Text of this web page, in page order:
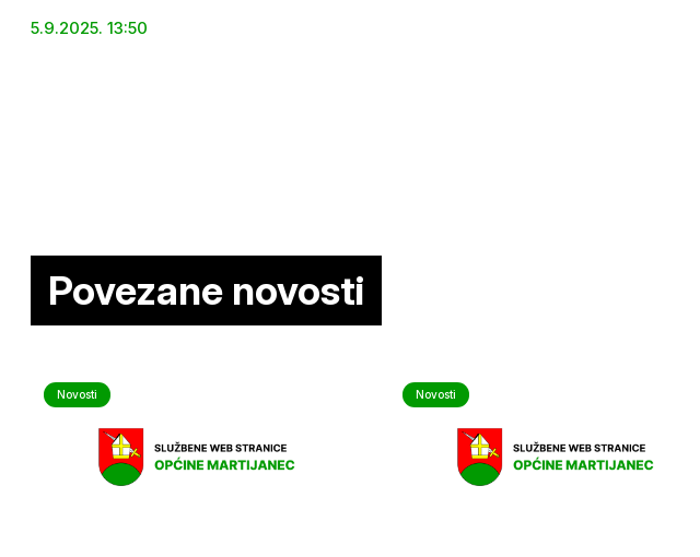
5.9.2025. 13:50
Povezane novosti
Novosti Novosti